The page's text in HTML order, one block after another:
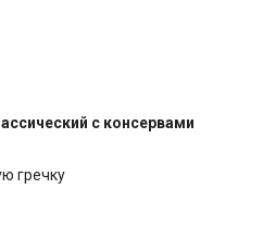
с консервами